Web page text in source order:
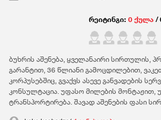
რეიტინგი: 0 ქულა /
ბუხრის აშენება, ყველანაირი სირთულის,
გარანტით, 36 წლიანი გამოცდილებით,
კორპუსებშიც, გვაქვს ასევე განვადების
კონსულტაცია. უფასო მილების მონტაჟით,
ტრანსპორტირება. შავად აშენების ფასი